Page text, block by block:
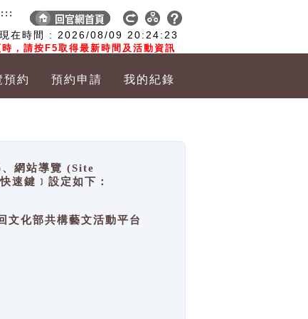
現在時間 : 2026/08/09 20:24:23
，請按F5取得最新時間及活動資訊
:::
預約 預約申請 我的紀錄
網站導覽 (Site
鍵﹞設定如下：
化部共構藝文活動平台